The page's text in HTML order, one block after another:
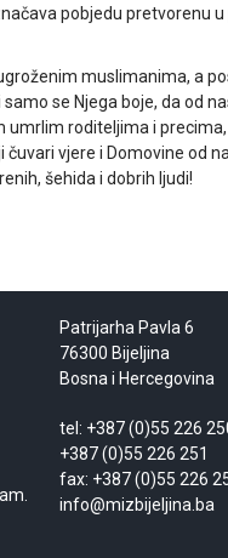
pobjedu pretvorenu
muslimanima, a
se Njega boje, da od
roditeljima i
vjere i Domovine od
šehida i dobrih ljudi!
Patrijarha Pavla 6
76300 Bijeljina
Bosna i Hercegovina
tel: +387 (0)55 226
+387 (0)55 226 251
fax: +387 (0)55 226
info@mizbijeljina.ba